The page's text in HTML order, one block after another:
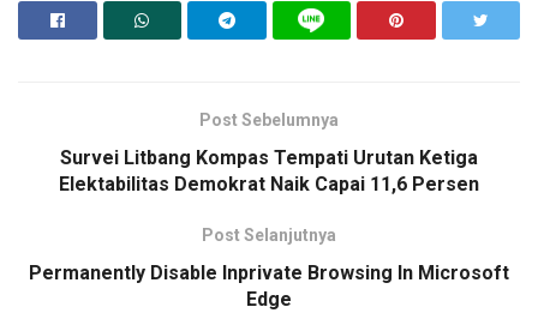
Post Sebelumnya
Survei Litbang Kompas Tempati Urutan Ketiga
Elektabilitas Demokrat Naik Capai 11,6 Persen
Post Selanjutnya
Permanently Disable Inprivate Browsing In Microsoft
Edge